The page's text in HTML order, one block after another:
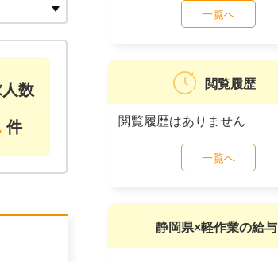
数
件
一覧へ
閲覧履歴
閲覧履歴はありません
一覧へ
静岡県×軽作業の給与